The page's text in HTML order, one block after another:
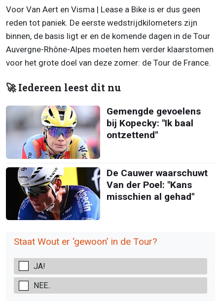
Voor Van Aert en Visma | Lease a Bike is er dus geen
reden tot paniek. De eerste wedstrijdkilometers zijn
binnen, de basis ligt er en de komende dagen in de Tour
Auvergne-Rhône-Alpes moeten hem verder klaarstomen
voor het grote doel van deze zomer: de Tour de France.
🚀 Iedereen leest dit nu
Gemengde gevoelens
bij Kopecky: "Ik baal
ontzettend"
De Cauwer waarschuwt
Van der Poel: "Kans
misschien al gehad"
Staat Wout er ‘gewoon’ in de Tour?
JA!
NEE..